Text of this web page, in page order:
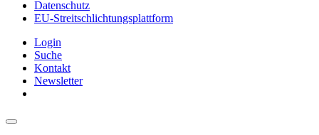
Datenschutz
EU-Streitschlichtungsplattform
Login
Suche
Kontakt
Newsletter